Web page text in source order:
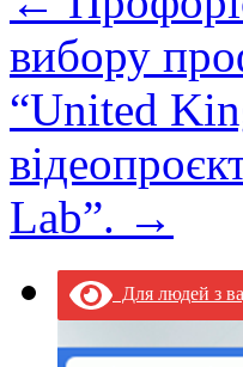
вибору
“United
Lab”. →
Для людей з